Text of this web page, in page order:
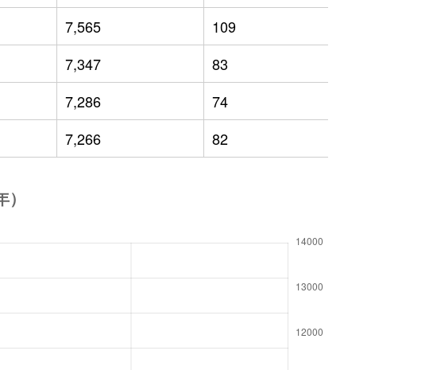
7,565 109
7,347 83
7,286 74
7,266 82